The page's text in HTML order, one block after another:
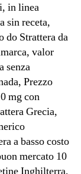
in linea
sin receta,
do Strattera da
valor
senza
Prezzo
mg con
Grecia,
a basso costo
mercato 10